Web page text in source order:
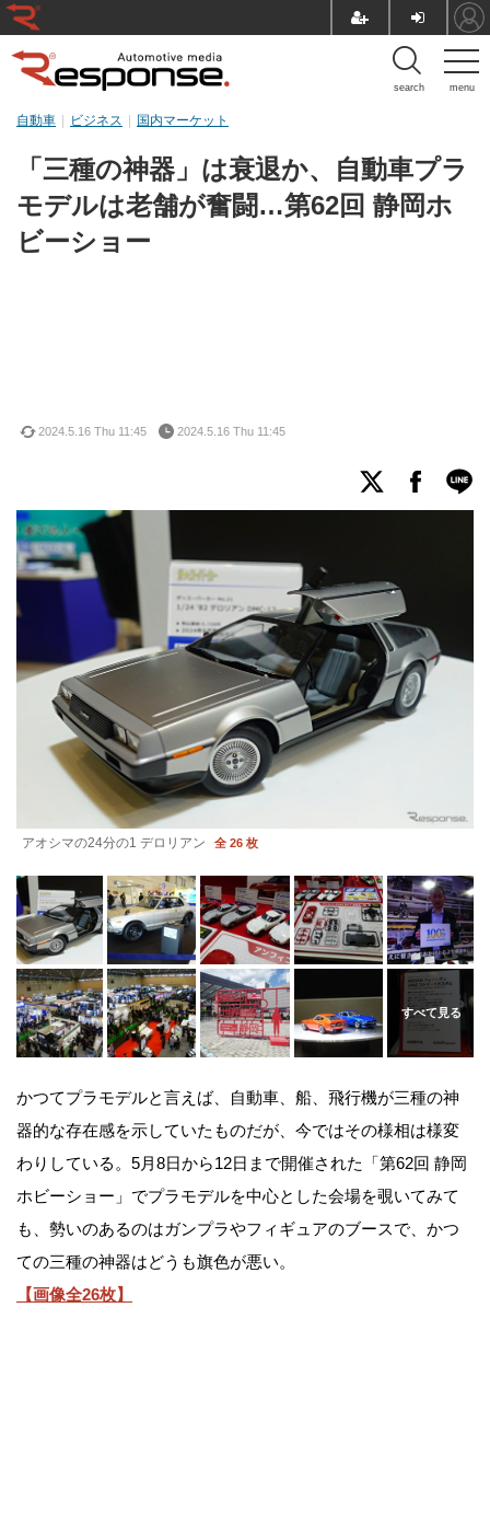
menu
search
「三種の神器」は衰退か、自動車プラ
モデルは老舗が奮闘…第62回 静岡ホ
ビーショー
自動車 ビジネス 国内マーケット
2024.5.16 Thu 11:45 2024.5.16 Thu 11:45
アオシマの24分の1 デロリアン 全 26 枚
かつてプラモデルと言えば、自動車、船、飛行機が三種の神
器的な存在感を示していたものだが、今ではその様相は様変
わりしている。5月8日から12日まで開催された「第62回 静岡
ホビーショー」でプラモデルを中心とした会場を覗いてみて
も、勢いのあるのはガンプラやフィギュアのブースで、かつ
ての三種の神器はどうも旗色が悪い。
【画像全26枚】